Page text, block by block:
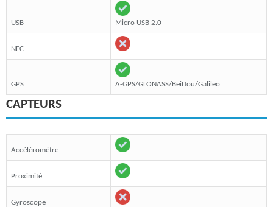
USB Micro USB 2.0
NFC
GPS A-GPS/GLONASS/BeiDou/Galileo
CAPTEURS
Accéléromètre
Proximité
Gyroscope